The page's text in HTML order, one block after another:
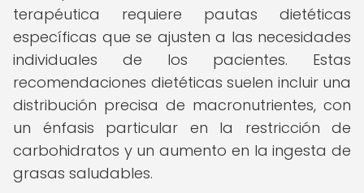
terapéutica requiere pautas dietéticas
específicas que se ajusten a las necesidades
individuales de los pacientes. Estas
recomendaciones dietéticas suelen incluir una
distribución precisa de macronutrientes, con
un énfasis particular en la restricción de
carbohidratos y un aumento en la ingesta de
grasas saludables.